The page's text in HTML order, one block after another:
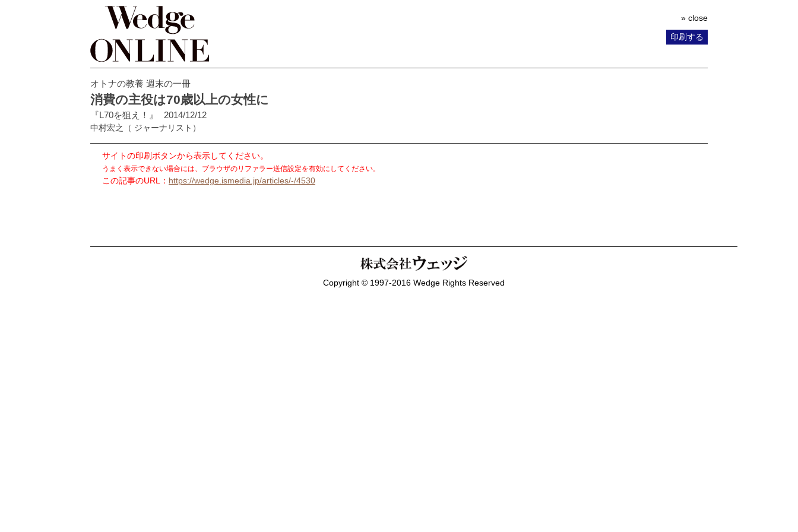
» close
印刷する
オトナの教養 週末の一冊
消費の主役は70歳以上の女性に
『L70を狙え！』 2014/12/12
中村宏之 （ ジャーナリスト）
サイトの印刷ボタンから表示してください。
うまく表示できない場合には、ブラウザのリファラー送信設定を有効にしてください。
この記事のURL： https://wedge.ismedia.jp/articles/-/4530
Copyright © 1997-2016 Wedge Rights Reserved